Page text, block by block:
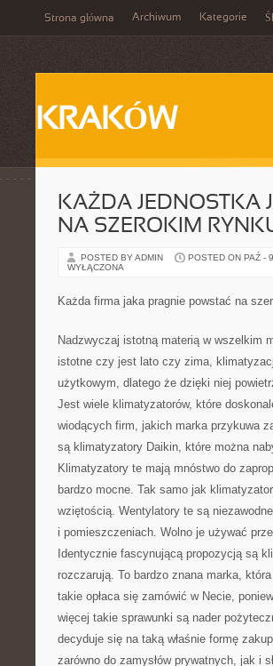
Strona główna Archiwum Kategorie
KRAKÓW
KAŻDA JEDNOSTKA
NA SZEROKIM
POSTED BY ADMIN POSTED ON PAŹ -
WYŁĄCZONA
Każda firma jaka pragnie powstać na
Nadzwyczaj istotną materią w wszelkim
istotne czy jest lato czy zima,
użytkowym, dlatego że dzięki niej
Jest wiele klimatyzatorów, które
wiodących firm, jakich marka przykuwa
są klimatyzatory Daikin, które można
Klimatyzatory te mają mnóstwo do
bardzo mocne. Tak samo jak
wziętością. Wentylatory te są
i pomieszczeniach. Wolno je używać
Identycznie fascynującą propozycją są
rozczarują. To bardzo znana marka,
takie opłaca się zamówić w Necie,
więcej takie sprawunki są nader
decyduje się na taką właśnie formę
zarówno do zamysłów prywatnych, jak i